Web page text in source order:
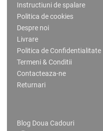
Instructiuni de spalare
Politica de cookies
Despre noi
Livrare
Politica de Confidentialitate
Termeni & Conditii
Contacteaza-ne
Returnari
Blog Doua Cadouri